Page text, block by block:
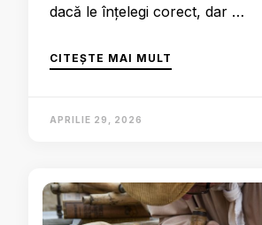
dacă le înțelegi corect, dar …
CITEȘTE MAI MULT
APRILIE 29, 2026